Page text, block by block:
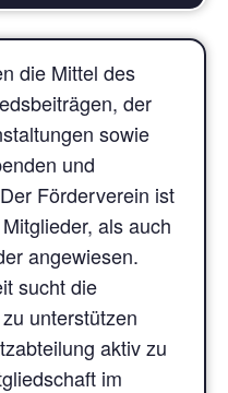
die Mittel des
der
sowie
und
Förderverein ist
als auch
angewiesen.
sucht die
unterstützen
aktiv zu
im